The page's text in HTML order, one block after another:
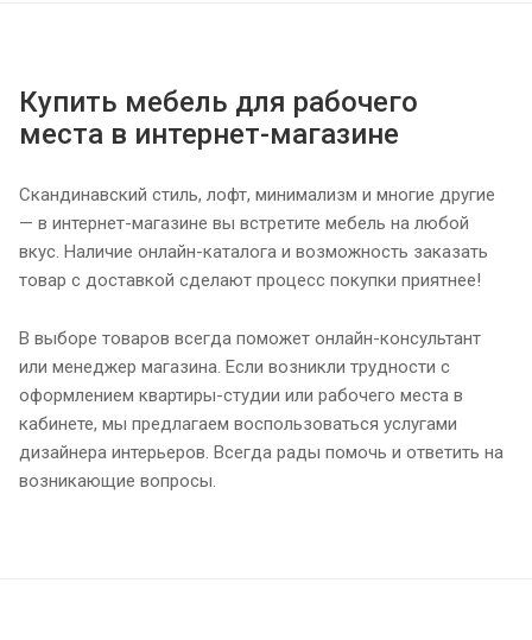
Купить мебель для рабочего
места в интернет-магазине
Скандинавский стиль, лофт, минимализм и многие другие
— в интернет-магазине вы встретите мебель на любой
вкус. Наличие онлайн-каталога и возможность заказать
товар с доставкой сделают процесс покупки приятнее!
В выборе товаров всегда поможет онлайн-консультант
или менеджер магазина. Если возникли трудности с
оформлением квартиры-студии или рабочего места в
кабинете, мы предлагаем воспользоваться услугами
дизайнера интерьеров. Всегда рады помочь и ответить на
возникающие вопросы.